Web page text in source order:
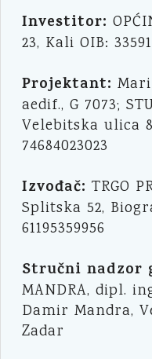
Investitor:
23, Kali OIB:
Projektant:
aedif., G 7073;
Velebitska ulica
74684023023
Izvođač: TRGO
Splitska 52,
61195359956
Stručni nadzor
MANDRA, dipl.
Damir Mandra,
Zadar